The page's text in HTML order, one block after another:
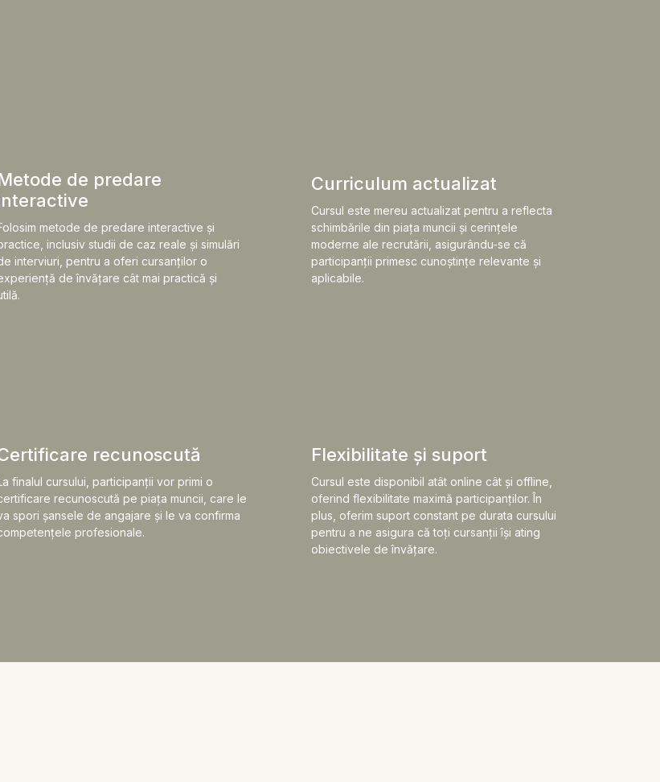
de predare
metode de predare interactive și
inclusiv studii de caz reale și simulări
interviuri, pentru a oferi cursanților o
de învățare cât mai practică și
Curriculum actualizat
Cursul este mereu actualizat pentru a reflecta
schimbările din piața muncii și cerințele
moderne ale recrutării, asigurându-se că
participanții primesc cunoștințe relevante și
aplicabile.
recunoscută
finalul cursului, participanții vor primi o
recunoscută pe piața muncii, care le
spori șansele de angajare și le va confirma
profesionale.
Flexibilitate și suport
Cursul este disponibil atât online cât și offline,
oferind flexibilitate maximă participanților. În
plus, oferim suport constant pe durata cursului
pentru a ne asigura că toți cursanții își ating
obiectivele de învățare.